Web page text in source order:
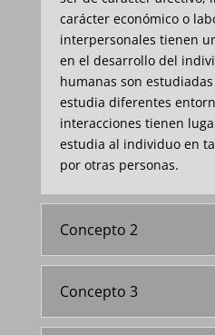
carácter económico o
interpersonales tienen
en el desarrollo del
humanas son
estudia diferentes
interacciones tienen
estudia al individuo en
por otras personas.
Concepto 2
Concepto 3